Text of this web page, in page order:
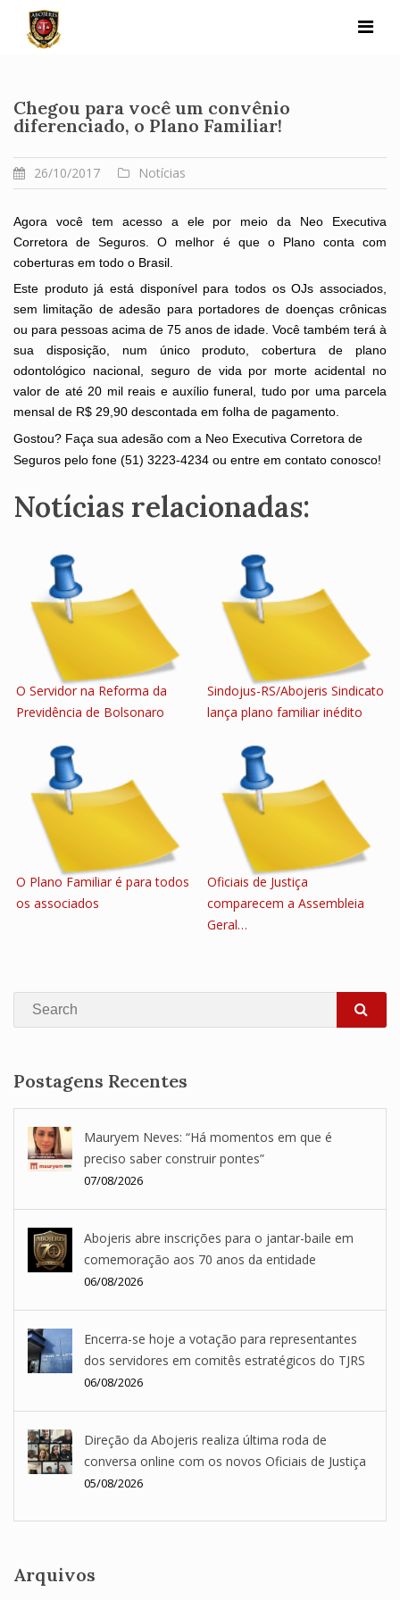
content
Chegou para você um convênio
diferenciado, o Plano Familiar!
26/10/2017 Notícias
Agora você tem acesso a ele por meio da Neo Executiva
Corretora de Seguros. O melhor é que o Plano conta com
coberturas em todo o Brasil.
Este produto já está disponível para todos os OJs associados,
sem limitação de adesão para portadores de doenças crônicas
ou para pessoas acima de 75 anos de idade. Você também terá à
sua disposição, num único produto, cobertura de plano
odontológico nacional, seguro de vida por morte acidental no
valor de até 20 mil reais e auxílio funeral, tudo por uma parcela
mensal de R$ 29,90 descontada em folha de pagamento.
Gostou? Faça sua adesão com a Neo Executiva Corretora de
Seguros pelo fone (51) 3223-4234 ou entre em contato conosco!
Notícias relacionadas:
O Servidor na Reforma da
Previdência de Bolsonaro
Sindojus-RS/Abojeris Sindicato
lança plano familiar inédito
O Plano Familiar é para todos
os associados
Oficiais de Justiça
comparecem a Assembleia
Geral…
Search
Postagens Recentes
Mauryem Neves: “Há momentos em que é
preciso saber construir pontes”
07/08/2026
Abojeris abre inscrições para o jantar-baile em
comemoração aos 70 anos da entidade
06/08/2026
Encerra-se hoje a votação para representantes
dos servidores em comitês estratégicos do TJRS
06/08/2026
Direção da Abojeris realiza última roda de
conversa online com os novos Oficiais de Justiça
05/08/2026
Arquivos